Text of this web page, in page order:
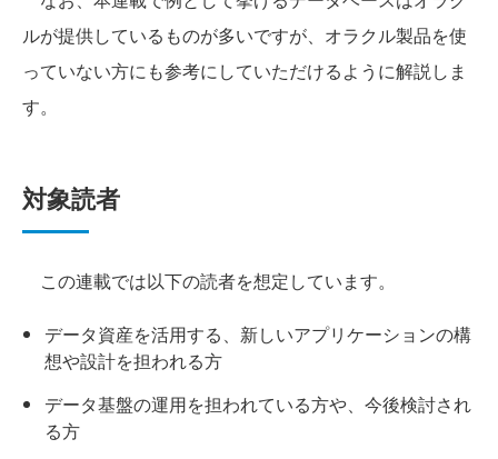
ルが提供しているものが多いですが、オラクル製品を使
っていない方にも参考にしていただけるように解説しま
す。
対象読者
この連載では以下の読者を想定しています。
データ資産を活用する、新しいアプリケーションの構
想や設計を担われる方
データ基盤の運用を担われている方や、今後検討され
る方